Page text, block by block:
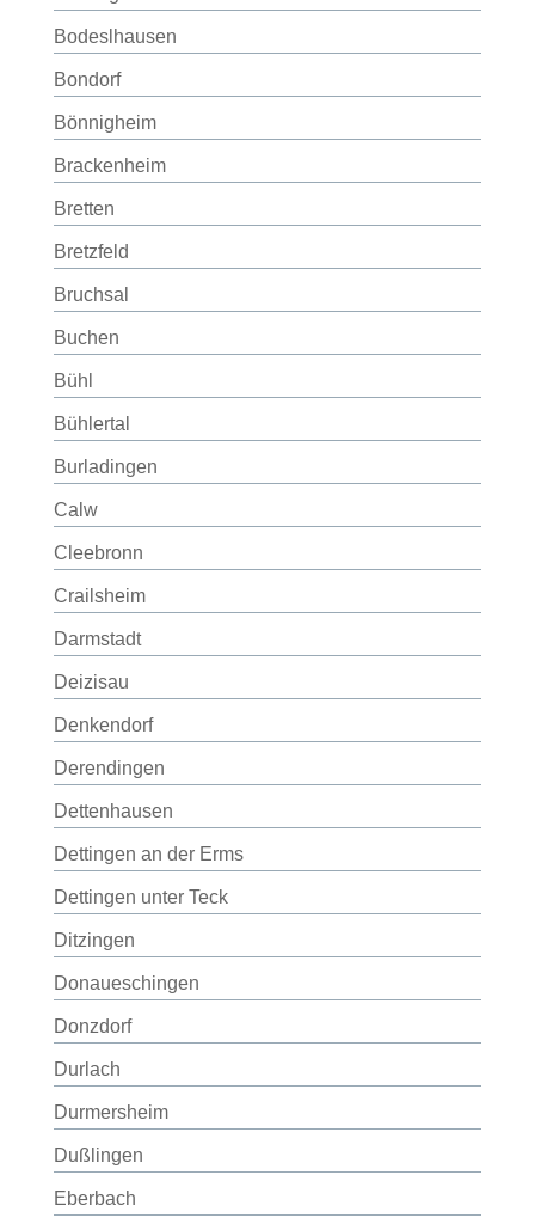
Bodeslhausen
Bondorf
Bönnigheim
Brackenheim
Bretten
Bretzfeld
Bruchsal
Buchen
Bühl
Bühlertal
Burladingen
Calw
Cleebronn
Crailsheim
Darmstadt
Deizisau
Denkendorf
Derendingen
Dettenhausen
Dettingen an der Erms
Dettingen unter Teck
Ditzingen
Donaueschingen
Donzdorf
Durlach
Durmersheim
Dußlingen
Eberbach